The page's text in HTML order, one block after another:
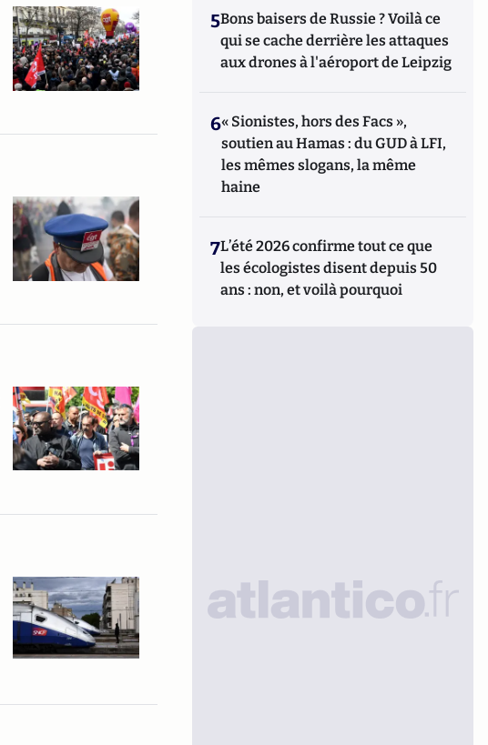
5Bons baisers de Russie ? Voilà ce
qui se cache derrière les attaques
aux drones à l'aéroport de Leipzig
6« Sionistes, hors des Facs »,
soutien au Hamas : du GUD à LFI,
les mêmes slogans, la même
haine
7L’été 2026 confirme tout ce que
les écologistes disent depuis 50
ans : non, et voilà pourquoi